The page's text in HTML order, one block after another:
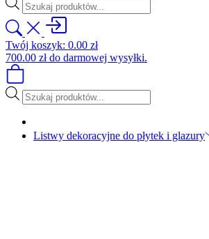
produktów
Twój koszyk: 0.00 zł
700.00 złdo darmowej wysyłki.
Wyszukiwarka
produktów
Listwy dekoracyjne do płytek i glazury